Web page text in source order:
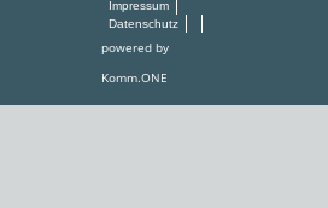
Impressum
Datenschutz
powered by
Komm.ONE